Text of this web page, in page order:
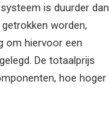
is duurder dan
worden,
om hiervoor een
De totaalprijs
hoe hoger